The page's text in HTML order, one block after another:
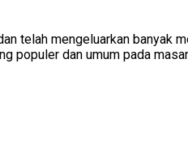
telah mengeluarkan banyak
populer dan umum pada